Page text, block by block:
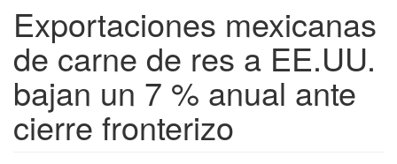
Exportaciones mexicanas
de carne de res a EE.UU.
bajan un 7 % anual ante
cierre fronterizo